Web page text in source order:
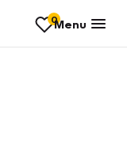
0Menu